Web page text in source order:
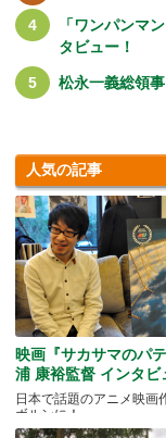
「ワンパンマ
タビュー！
松永一義総領
人気の記事
映画『サカサマのパ
浦 康裕監督 インタビ
日本で話題のアニメ映画
ボルンに！